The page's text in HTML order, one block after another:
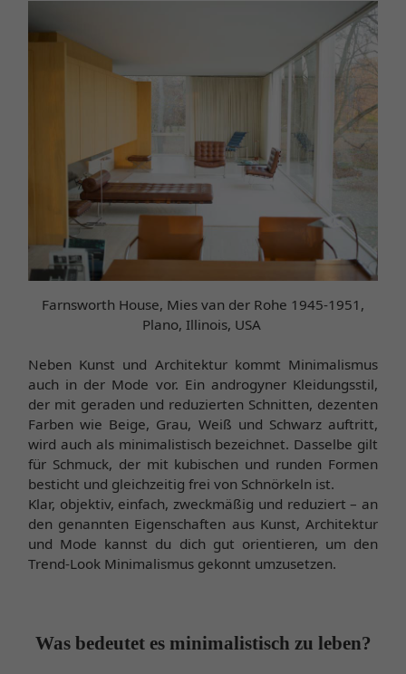
Farnsworth House, Mies van der Rohe 1945-1951,
Plano, Illinois, USA
Neben Kunst und Architektur kommt Minimalismus
auch in der Mode vor. Ein androgyner Kleidungsstil,
der mit geraden und reduzierten Schnitten, dezenten
Farben wie Beige, Grau, Weiß und Schwarz auftritt,
wird auch als minimalistisch bezeichnet. Dasselbe gilt
für Schmuck, der mit kubischen und runden Formen
besticht und gleichzeitig frei von Schnörkeln ist.
Klar, objektiv, einfach, zweckmäßig und reduziert – an
den genannten Eigenschaften aus Kunst, Architektur
und Mode kannst du dich gut orientieren, um den
Trend-Look Minimalismus gekonnt umzusetzen.
Was bedeutet es minimalistisch zu leben?